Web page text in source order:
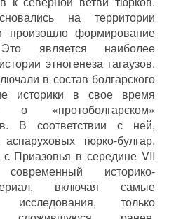
на территории
произошло формирование
Это является наиболее
этногенеза гагаузов.
в состав болгарского
историки в свое время
о «протоболгарском»
В соответствии с ней,
тюрко-булгар,
Приазовья в середине VII
историко-
включая самые
только